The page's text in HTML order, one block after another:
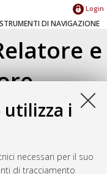
utilizza i
necessari per il suo
di tracciamento
Login
STRUMENTI DI NAVIGAZIONE
e